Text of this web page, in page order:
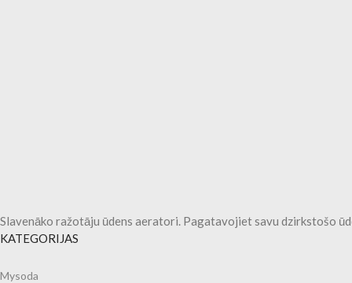
Slavenāko ražotāju ūdens aeratori. Pagatavojiet savu dzirkstošo
KATEGORIJAS
Mysoda